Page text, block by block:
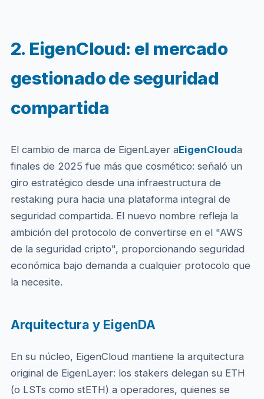
2. EigenCloud: el mercado
gestionado de seguridad
compartida
El cambio de marca de EigenLayer aEigenClouda
finales de 2025 fue más que cosmético: señaló un
giro estratégico desde una infraestructura de
restaking pura hacia una plataforma integral de
seguridad compartida. El nuevo nombre refleja la
ambición del protocolo de convertirse en el "AWS
de la seguridad cripto", proporcionando seguridad
económica bajo demanda a cualquier protocolo que
la necesite.
Arquitectura y EigenDA
En su núcleo, EigenCloud mantiene la arquitectura
original de EigenLayer: los stakers delegan su ETH
(o LSTs como stETH) a operadores, quienes se